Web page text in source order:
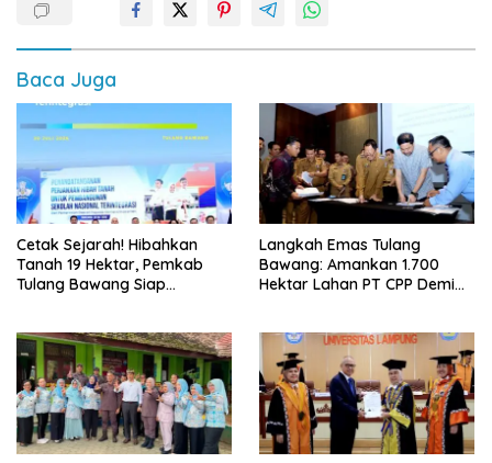
Baca Juga
Cetak Sejarah! Hibahkan
Tanah 19 Hektar, Pemkab
Tulang Bawang Siap
Lampung
Langkah Emas Tulang
Bawang: Amankan 1.700
Hektar Lahan PT CPP Demi